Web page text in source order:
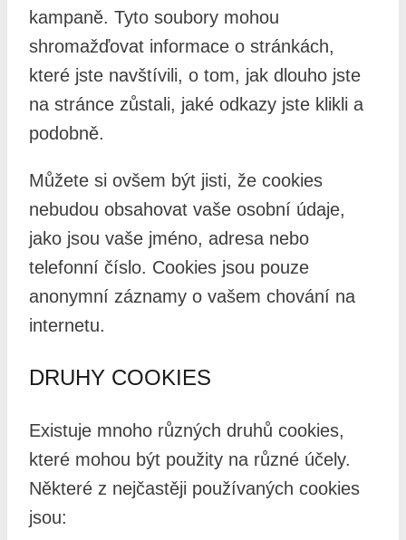
kampaně. Tyto soubory mohou
shromažďovat informace o stránkách,
které jste navštívili, o tom, jak dlouho jste
na stránce zůstali, jaké odkazy jste klikli a
podobně.
Můžete si ovšem být jisti, že cookies
nebudou obsahovat vaše osobní údaje,
jako jsou vaše jméno, adresa nebo
telefonní číslo. Cookies jsou pouze
anonymní záznamy o vašem chování na
internetu.
DRUHY COOKIES
Existuje mnoho různých druhů cookies,
které mohou být použity na různé účely.
Některé z nejčastěji používaných cookies
jsou: